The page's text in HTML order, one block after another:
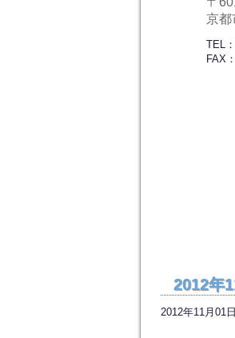
京都
TEL
FAX
2012年
2012年11月01